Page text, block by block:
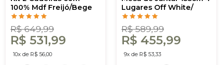
100% Mdf Freijó/Bege
Claro J20 - Dalla Costa
R$ 649,99
R$ 531,99
10x de R$ 56,00
Lugares Off White/
Freijó - Dalla Costa
R$ 589,99
R$ 455,99
9x de R$ 53,33